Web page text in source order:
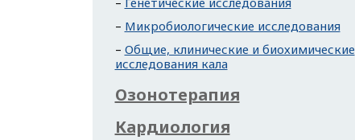
Микробиологические исследования
Общие, клинические и биохимические
исследования кала
Озонотерапия
Кардиология